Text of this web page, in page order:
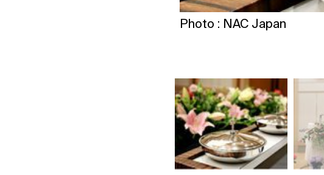
Photo : NAC Japan